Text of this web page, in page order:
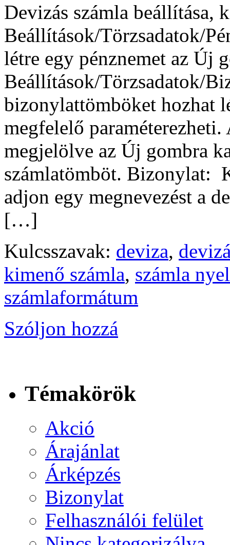
Devizás számla beállítása,
Beállítások/Törzsadatok/
létre egy pénznemet az Új
Beállítások/Törzsadatok/
bizonylattömböket hozhat
megfelelő
megjelölve az Új gombra
számlatömböt. Bizonylat:
adjon egy megnevezést a
[…]
Kulcsszavak: deviza,
kimenő számla, számla
számlaformátum
Szóljon hozzá
Témakörök
Akció
Árajánlat
Árképzés
Bizonylat
Felhasználói felület